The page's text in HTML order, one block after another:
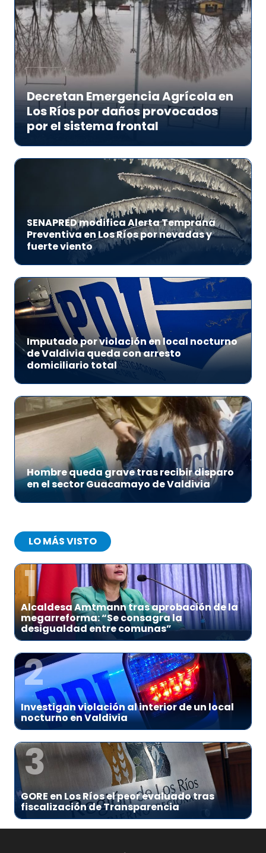
Decretan Emergencia Agrícola en
Los Ríos por daños provocados
por el sistema frontal
SENAPRED modifica Alerta Temprana
Preventiva en Los Ríos por nevadas y
fuerte viento
Imputado por violación en local nocturno
de Valdivia queda con arresto
domiciliario total
Hombre queda grave tras recibir disparo
en el sector Guacamayo de Valdivia
LO MÁS VISTO
1
Alcaldesa Amtmann tras aprobación de la
megarreforma: “Se consagra la
desigualdad entre comunas”
2
Investigan violación al interior de un local
nocturno en Valdivia
3
GORE en Los Ríos el peor evaluado tras
fiscalización de Transparencia